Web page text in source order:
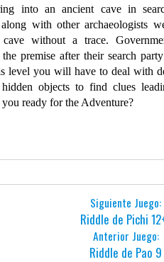
into an ancient cave in
with other archaeologists
without a trace.
premise after their search
level you will have to deal with
objects to find clues
ready for the Adventure?
Siguiente Juego:
Riddle de Pichi
Anterior Juego:
Riddle de Pao 9